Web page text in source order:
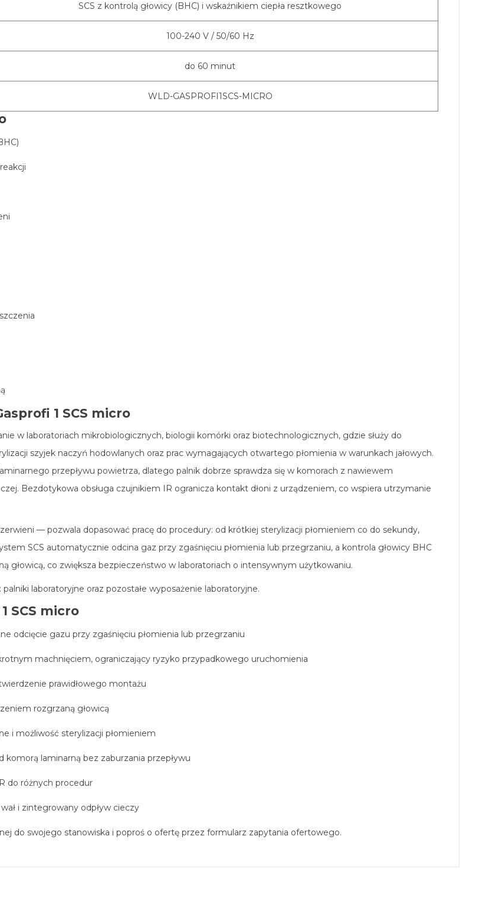
SCS z kontrolą głowicy (BHC) i wskaźnikiem ciepła resztkowego
100-240 V / 50/60 Hz
do 60 minut
WLD-GASPROFI1SCS-MICRO
1 SCS micro
w laboratoriach mikrobiologicznych, biologii komórki oraz biotechnologicznych, gdzie służy do
szyjek naczyń hodowlanych oraz prac wymagających otwartego płomienia w warunkach jałowych.
przepływu powietrza, dlatego palnik dobrze sprawdza się w komorach z nawiewem
Bezdotykowa obsługa czujnikiem IR ogranicza kontakt dłoni z urządzeniem, co wspiera utrzymanie
— pozwala dopasować pracę do procedury: od krótkiej sterylizacji płomieniem co do sekundy,
SCS automatycznie odcina gaz przy zgaśnięciu płomienia lub przegrzaniu, a kontrola głowicy BHC
głowicą, co zwiększa bezpieczeństwo w laboratoriach o intensywnym użytkowaniu.
palniki laboratoryjne oraz pozostałe wyposażenie laboratoryjne.
SCS micro
odcięcie gazu przy zgaśnięciu płomienia lub przegrzaniu
machnięciem, ograniczający ryzyko przypadkowego uruchomienia
prawidłowego montażu
rozgrzaną głowicą
i możliwość sterylizacji płomieniem
laminarną bez zaburzania przepływu
do różnych procedur
i zintegrowany odpływ cieczy
do swojego stanowiska i poproś o ofertę przez formularz zapytania ofertowego.